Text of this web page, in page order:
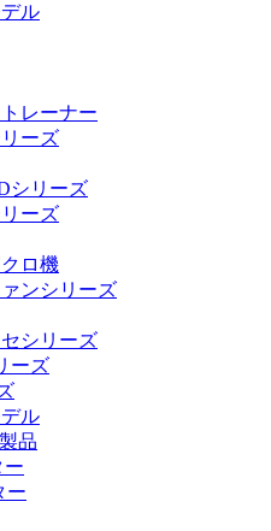
ル
レーナー
ーズ
シリーズ
ーズ
ロ機
ンシリーズ
シリーズ
ーズ
ル
品
ー
ー